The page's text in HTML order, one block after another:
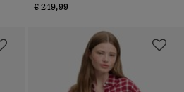
€ 249,99